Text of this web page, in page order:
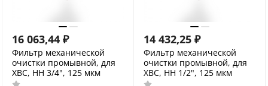
16 063,44 ₽
Фильтр механической
очистки промывной, для
ХВС, НН 3/4", 125 мкм
14 432,25 ₽
Фильтр механической
очистки промывной, для
ХВС, НН 1/2", 125 мкм